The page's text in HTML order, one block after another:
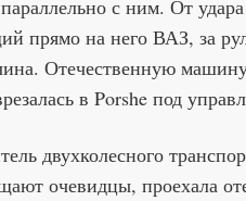
с ним. От
прямо на него ВАЗ, за
Отечественную
в Porshe под
двухколесного
очевидцы, проехала